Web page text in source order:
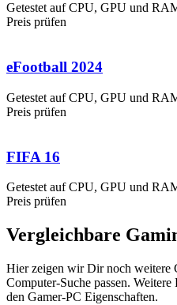
Getestet auf CPU, GPU und
Preis prüfen
eFootball 2024
Getestet auf CPU, GPU und
Preis prüfen
FIFA 16
Getestet auf CPU, GPU und
Preis prüfen
Vergleichbare
Hier zeigen wir Dir noch weitere
Computer-Suche passen.
den Gamer-PC Eigenschaften.